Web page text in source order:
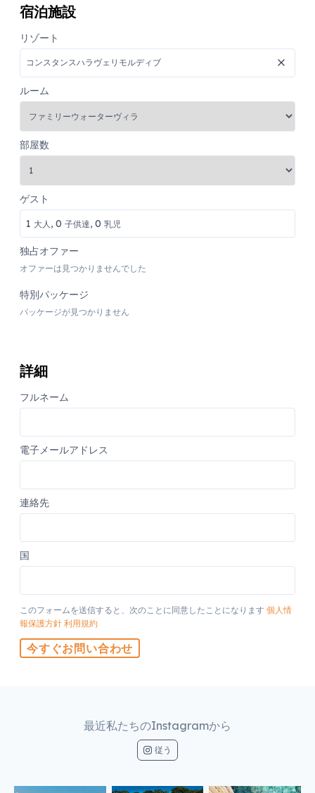
宿泊施設
リゾート
ルーム
部屋数
ゲスト
1 大人, 0 子供達, 0 乳児
独占オファー
オファーは見つかりませんでした
特別パッケージ
パッケージが見つかりません
詳細
フルネーム
電子メールアドレス
連絡先
国
このフォームを送信すると、次のことに同意したことになります 個人情
報保護方針 利用規約
今すぐお問い合わせ
最近私たちのInstagramから
従う